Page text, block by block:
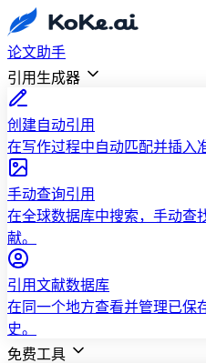
论文助手
引用生成器
创建自动引用
在写作过程中自动匹配并插入
手动查询引用
在全球数据库中搜索，手动查
献。
引用文献数据库
在同一个地方查看并管理已保
史。
免费工具